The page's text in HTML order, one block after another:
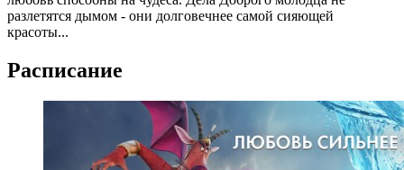
разлетятся дымом - они долговечнее самой сияющей
красоты...
Расписание